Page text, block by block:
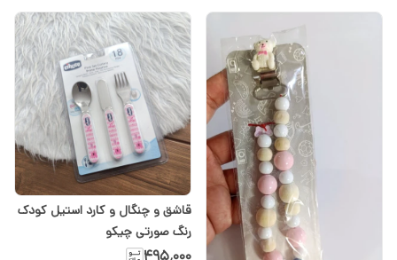
قاشق و چنگال و کارد استیل کودک
رنگ صورتی چیکو